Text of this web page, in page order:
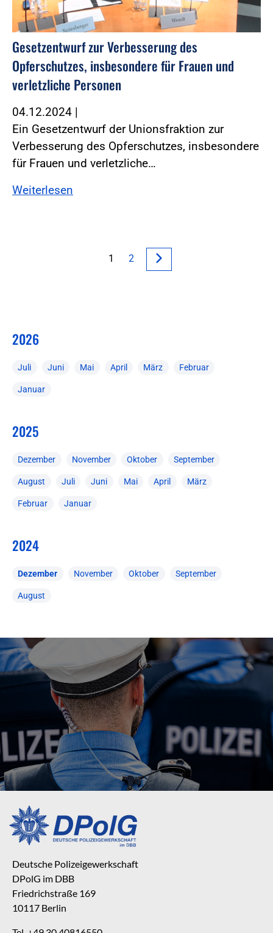
Gesetzentwurf zur Verbesserung des
Opferschutzes, insbesondere für Frauen und
verletzliche Personen
04.12.2024 |
Ein Gesetzentwurf der Unionsfraktion zur
Verbesserung des Opferschutzes, insbesondere
für Frauen und verletzliche…
Weiterlesen
1 2
2026
Juli Juni Mai April März Februar
Januar
2025
Dezember November Oktober September
August Juli Juni Mai April März
Februar Januar
2024
Dezember November Oktober September
August
Deutsche Polizeigewerkschaft
DPolG im DBB
Friedrichstraße 169
10117 Berlin